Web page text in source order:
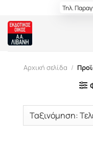
content
Τηλ.
Αρχική σελίδα /